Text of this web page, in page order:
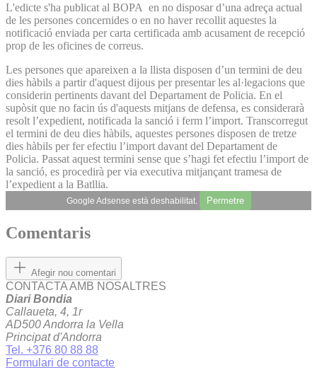
L'edicte s'ha publicat al BOPA en no disposar d’una adreça actual
de les persones concernides o en no haver recollit aquestes la
notificació enviada per carta certificada amb acusament de recepció
prop de les oficines de correus.
Les persones que apareixen a la llista disposen d’un termini de deu
dies hàbils a partir d'aquest dijous per presentar les al·legacions que
considerin pertinents davant del Departament de Policia. En el
supòsit que no facin ús d'aquests mitjans de defensa, es considerarà
resolt l’expedient, notificada la sanció i ferm l’import. Transcorregut
el termini de deu dies hàbils, aquestes persones disposen de tretze
dies hàbils per fer efectiu l’import davant del Departament de
Policia. Passat aquest termini sense que s’hagi fet efectiu l’import de
la sanció, es procedirà per via executiva mitjançant tramesa de
l’expedient a la Batllia.
Google Adsense està deshabilitat. Permetre
Comentaris
Afegir nou comentari
CONTACTA AMB NOSALTRES
Diari Bondia
Callaueta, 4, 1r
AD500 Andorra la Vella
Principat d'Andorra
Tel. +376 80 88 88
Formulari de contacte